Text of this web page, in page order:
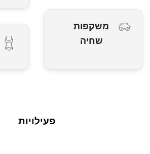
משקפות
שחיה
פעילויות